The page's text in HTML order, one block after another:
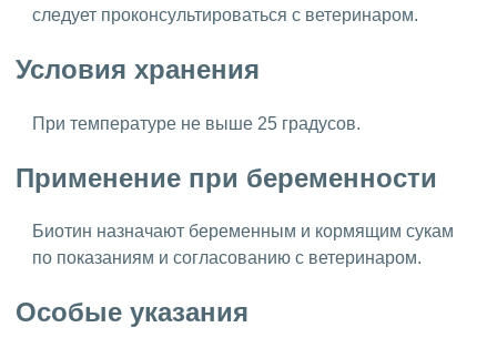
следует проконсультироваться с ветеринаром.
Условия хранения
При температуре не выше 25 градусов.
Применение при беременности
Биотин назначают беременным и кормящим сукам
по показаниям и согласованию с ветеринаром.
Особые указания